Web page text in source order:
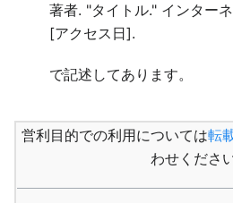
著者. "タイトル." インター
[アクセス日].
で記述してあります。
営利目的での利用については転
わせください